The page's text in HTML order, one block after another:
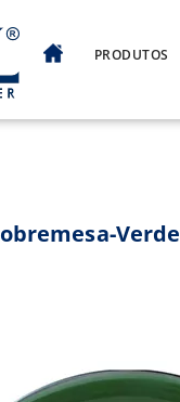
PRODUTOS
Verde